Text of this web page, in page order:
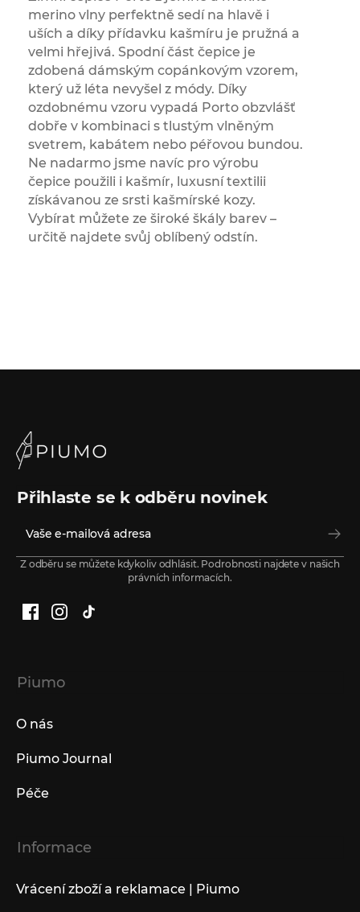
merino vlny perfektně sedí na hlavě i
uších a díky přídavku kašmíru je pružná a
velmi hřejivá. Spodní část čepice je
zdobená dámským copánkovým vzorem,
který už léta nevyšel z módy. Díky
ozdobnému vzoru vypadá Porto obzvlášť
dobře v kombinaci s tlustým vlněným
svetrem, kabátem nebo péřovou bundou.
Ne nadarmo jsme navíc pro výrobu
čepice použili i kašmír, luxusní textilii
získávanou ze srsti kašmírské kozy.
Vybírat můžete ze široké škály barev –
určitě najdete svůj oblíbený odstín.
Přihlaste se k odběru novinek
Z odběru se můžete kdykoliv odhlásit. Podrobnosti najdete v našich
právních informacích.
Facebook
Instagram
TikTok
Piumo
O nás
Piumo Journal
Péče
Informace
Vrácení zboží a reklamace | Piumo